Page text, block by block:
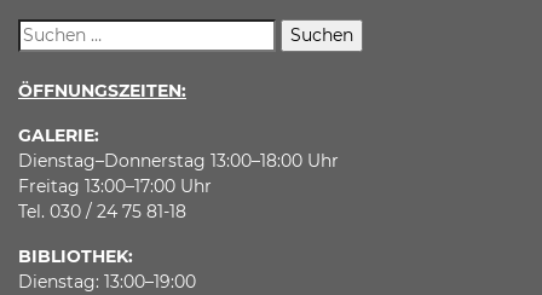
ÖFFNUNGSZEITEN:
GALERIE:
Dienstag–Donnerstag 13:00–18:00 Uhr
Freitag 13:00–17:00 Uhr
Tel. 030 / 24 75 81-18
BIBLIOTHEK:
Dienstag: 13:00–19:00